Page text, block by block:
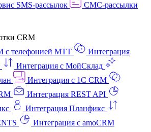
SMS-рассылок
СМС-рассылки
CRM
с телефонией МТТ
Интеграция
Интеграция с МойСклад
Интеграция с 1C CRM
Интеграция REST API
Интеграция Планфикс
Интеграция с amoCRM